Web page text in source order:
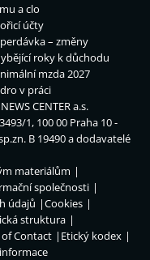
a clo
účty
– změny
roky k důchodu
mzda 2027
v práci
CENTER a.s.
1, 100 00 Praha 10 -
B 19490 a dodavatelé
materiálům
společnosti
údajů
Cookies
struktura
Contact
Etický kodex